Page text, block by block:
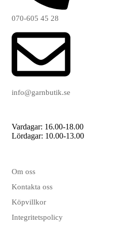
070-605 45 28
info@garnbutik.se
Vardagar: 16.00-18.00
Lördagar: 10.00-13.00
Om oss
Kontakta oss
Köpvillkor
Integritetspolicy